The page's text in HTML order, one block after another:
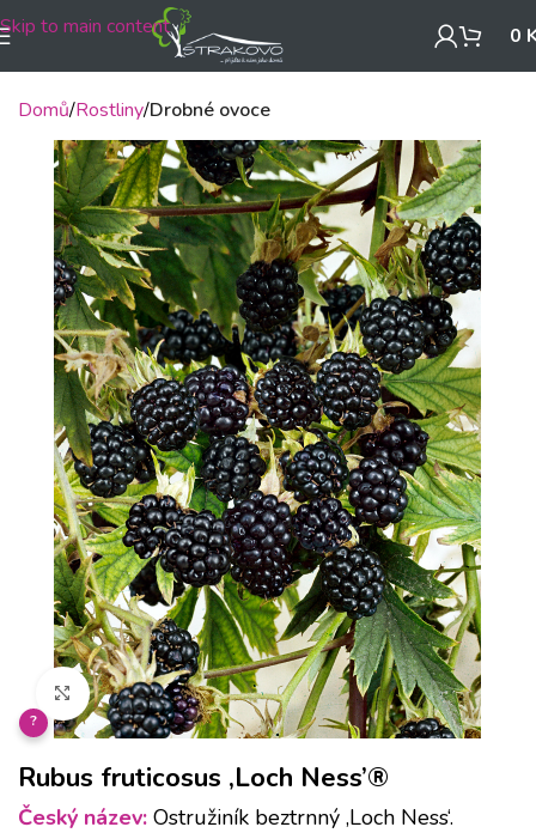
Skip to main content 0
Domů Rostliny Drobné ovoce
Klikněte pro zvětšení
?
Rubus fruticosus ‚Loch Ness’®
Český název: Ostružiník beztrnný ‚Loch Ness‘.